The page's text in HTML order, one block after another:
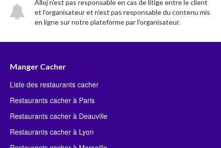
Alloj n'est pas responsable en cas de litige entre le client
et l’organisateur et n'est pas responsable du contenu mis
en ligne sur notre plateforme par l'organisateur.
Manger Cacher
Liste des restaurants cacher
Restaurants cacher à Paris
Restaurants cacher à Deauville
Restaurants cacher à Lyon